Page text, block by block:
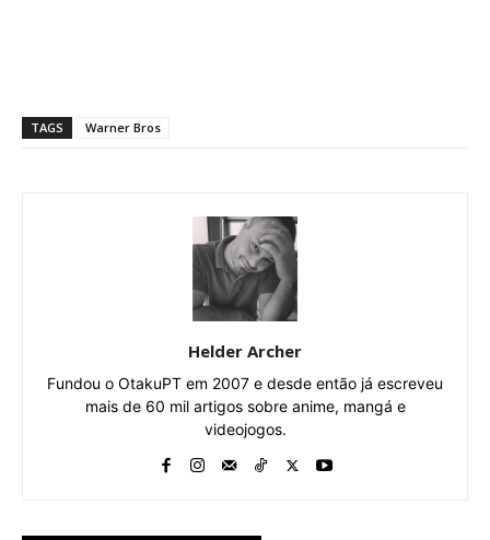
TAGS Warner Bros
Helder Archer
Fundou o OtakuPT em 2007 e desde então já escreveu
mais de 60 mil artigos sobre anime, mangá e
videojogos.